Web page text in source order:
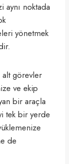
aynı noktada
yönetmek
alt görevler
ve ekip
bir araçla
tek bir yerde
de